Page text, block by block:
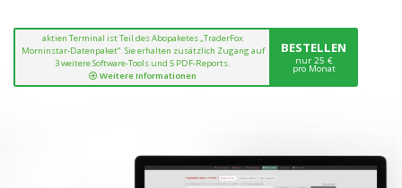
aktien Terminal ist Teil des Abopaketes „TraderFox
Morninstar-Datenpaket“. Sie erhalten zusätzlich Zugang auf
3 weitere Software-Tools und 5 PDF-Reports.
Weitere Informationen
BESTELLEN
nur 25 €
pro Monat